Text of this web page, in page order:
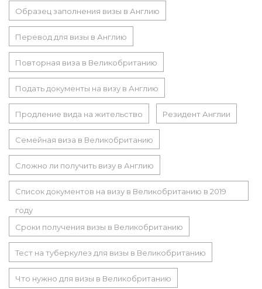
Образец заполнения визы в Англию
Перевод для визы в Англию
Повторная виза в Великобританию
Подать документы на визу в Англию
Продление вида на жительство Резидент Англии
Семейная виза в Великобританию
Сложно ли получить визу в Англию
Список документов на визу в Великобританию в 2019
году
Сроки получения визы в Великобританию
Тест на туберкулез для визы в Великобританию
Что нужно для визы в Великобританию